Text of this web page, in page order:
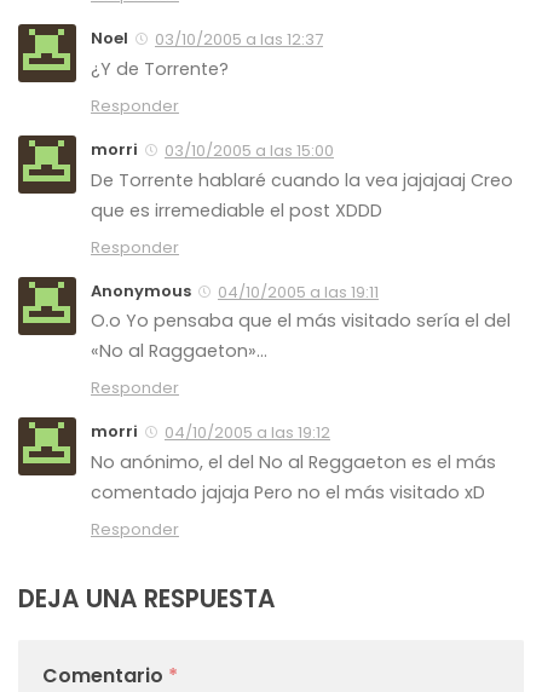
Noel
03/10/2005 a las 12:37
¿Y de Torrente?
Responder
morri
03/10/2005 a las 15:00
De Torrente hablaré cuando la vea jajajaaj Creo
que es irremediable el post XDDD
Responder
Anonymous
04/10/2005 a las 19:11
O.o Yo pensaba que el más visitado sería el del
«No al Raggaeton»…
Responder
morri
04/10/2005 a las 19:12
No anónimo, el del No al Reggaeton es el más
comentado jajaja Pero no el más visitado xD
Responder
DEJA UNA RESPUESTA
Comentario *